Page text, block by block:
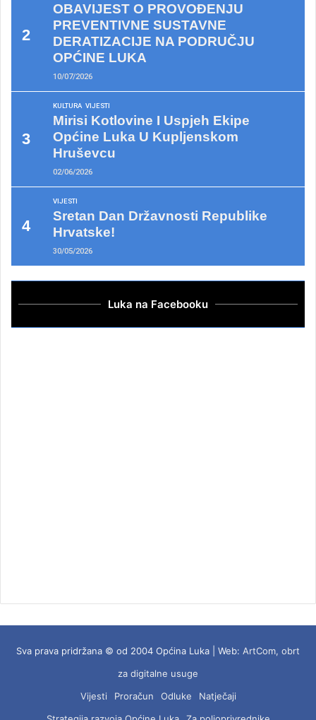
OBAVIJEST O PROVOĐENJU
PREVENTIVNE SUSTAVNE
DERATIZACIJE NA PODRUČJU
OPĆINE LUKA
10/07/2026
KULTURA VIJESTI
Mirisi Kotlovine I Uspjeh Ekipe
Općine Luka U Kupljenskom
Hruševcu
02/06/2026
VIJESTI
Sretan Dan Državnosti Republike
Hrvatske!
30/05/2026
Luka na Facebooku
Sva prava pridržana © od 2004 Općina Luka | Web: ArtCom, obrt
za digitalne usuge
Vijesti
Proračun Odluke
Natječaji